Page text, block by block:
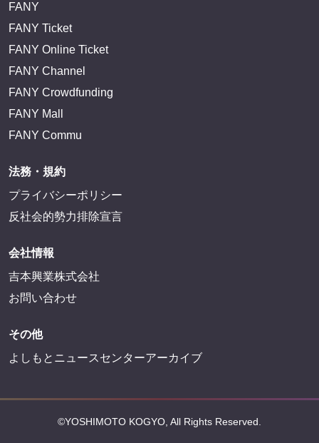
FANY
FANY Ticket
FANY Online Ticket
FANY Channel
FANY Crowdfunding
FANY Mall
FANY Commu
法務・規約
プライバシーポリシー
反社会的勢力排除宣言
会社情報
吉本興業株式会社
お問い合わせ
その他
よしもとニュースセンターアーカイブ
©YOSHIMOTO KOGYO, All Rights Reserved.